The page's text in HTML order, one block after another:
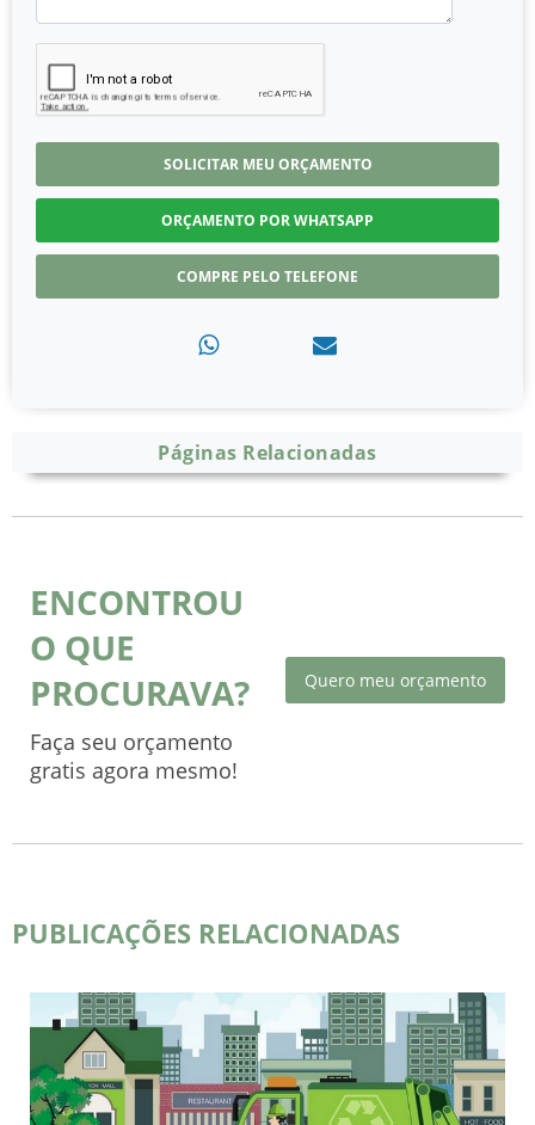
SOLICITAR MEU ORÇAMENTO
ORÇAMENTO POR WHATSAPP
COMPRE PELO TELEFONE
Páginas Relacionadas
ENCONTROU
O QUE
PROCURAVA?
Faça seu orçamento
gratis agora mesmo!
Quero meu orçamento
PUBLICAÇÕES RELACIONADAS